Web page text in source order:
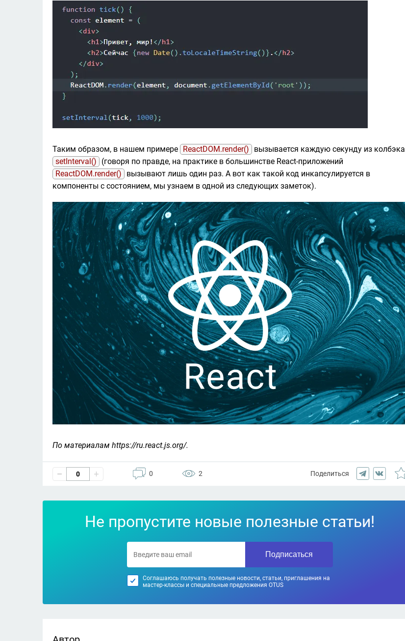
Таким образом, в нашем примере ReactDOM.render()
вызывается каждую секунду из колбэка
setInterval()
(говоря по правде, на практике в большинстве React-приложений
ReactDOM.render()
вызывают лишь один раз. А вот как такой код инкапсулируется в
компоненты с состоянием, мы узнаем в одной из следующих заметок).
По материалам https://ru.react.js.org/.
Поделиться
0 0 2
Не пропустите новые полезные статьи!
Подписаться
Соглашаюсь получать полезные новости, статьи, приглашения на
мастер-классы и специальные предложения OTUS